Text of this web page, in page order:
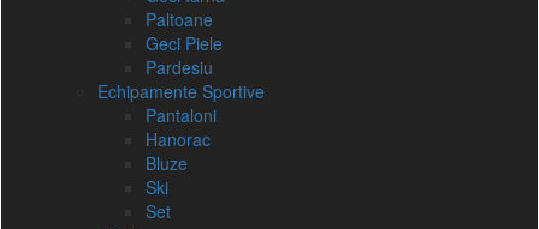
Paltoane
Geci Piele
Pardesiu
Echipamente Sportive
Pantaloni
Hanorac
Bluze
Ski
Set